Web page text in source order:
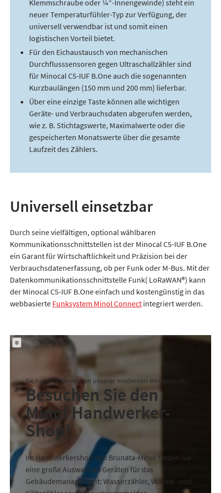
Klemmschraube oder ¼“-Innengewinde) steht ein
neuer Temperaturfühler-Typ zur Verfügung, der
universell verwendbar ist und somit einen
logistischen Vorteil bietet.
Für den Eichaustausch von mechanischen
Durchflusssensoren gegen Ultraschallzähler sind
für Minocal C5-IUF B.One auch die sogenannten
Kurzbaulängen (150 mm und 200 mm) lieferbar.
Über eine einzige Taste können alle wichtigen
Geräte- und Verbrauchsdaten abgerufen werden,
wie z. B. Stichtagswerte, Maximalwerte oder die
gespeicherten Monatswerte über die gesamte
Laufzeit des Zählers.
Universell einsetzbar
Durch seine vielfältigen, optional wählbaren
Kommunikationsschnittstellen ist der Minocal C5-IUF B.One
ein Garant für Wirtschaftlichkeit und Präzision bei der
Verbrauchsdatenerfassung, ob per Funk oder M-Bus. Mit der
Datenkommunikationsschnittstelle Funk( LoRaWAN®) kann
der Minocal C5-IUF B.One einfach und kostengünstig in das
webbasierte Funksystem Minol Connect integriert werden.
©
Sie haben interesse an unserer modernen Messtechnik?
Besuchen Sie den
Minol Handwerker-
Shop!
Im Handwerkershop von Brunata-Minol finden Sie
eine große Auswahl an Geräten für das
Gebäudemanagement: Wasserzähler, Wärme- und